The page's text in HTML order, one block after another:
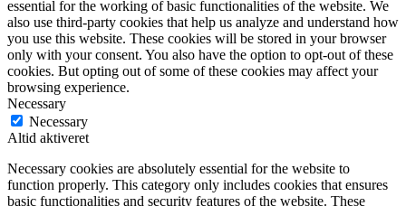
essential for the working of basic functionalities of the website. We
also use third-party cookies that help us analyze and understand how
you use this website. These cookies will be stored in your browser
only with your consent. You also have the option to opt-out of these
cookies. But opting out of some of these cookies may affect your
browsing experience.
Necessary
Necessary
Altid aktiveret
Necessary cookies are absolutely essential for the website to
function properly. This category only includes cookies that ensures
basic functionalities and security features of the website. These